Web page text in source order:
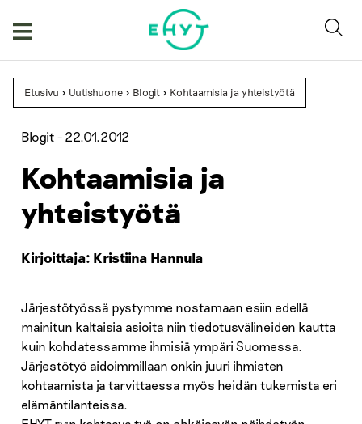
Etusivu > Uutishuone > Blogit > Kohtaamisia ja yhteistyötä
Blogit - 22.01.2012
Kohtaamisia ja
yhteistyötä
Kirjoittaja: Kristiina Hannula
Järjestötyössä pystymme nostamaan esiin edellä
mainitun kaltaisia asioita niin tiedotusvälineiden kautta
kuin kohdatessamme ihmisiä ympäri Suomessa.
Järjestötyö aidoimmillaan onkin juuri ihmisten
kohtaamista ja tarvittaessa myös heidän tukemista eri
elämäntilanteissa.